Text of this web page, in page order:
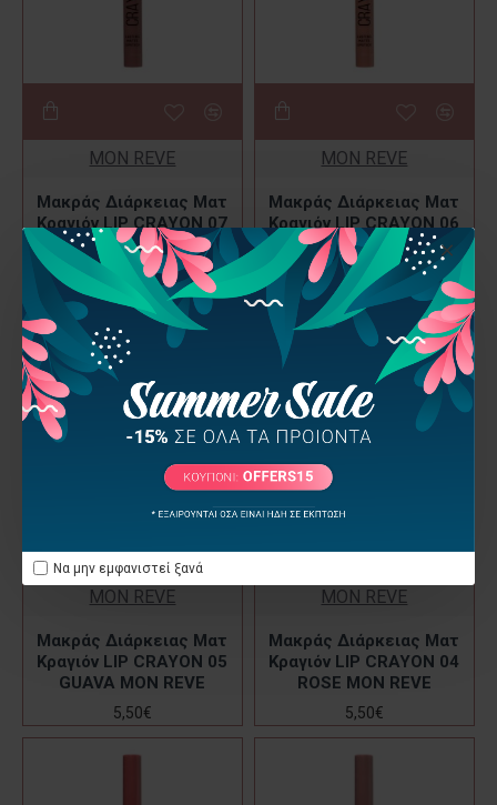
Να μην εμφανιστεί ξανά
MON REVE
Μακράς Διάρκειας Ματ
Κραγιόν LIP CRAYON 07
MILK CHOCO MON REVE
5,50€
MON REVE
Μακράς Διάρκειας Ματ
Κραγιόν LIP CRAYON 06
NUTMEG MON REVE
5,50€
MON REVE
Μακράς Διάρκειας Ματ
Κραγιόν LIP CRAYON 05
GUAVA MON REVE
5,50€
MON REVE
Μακράς Διάρκειας Ματ
Κραγιόν LIP CRAYON 04
ROSE MON REVE
5,50€